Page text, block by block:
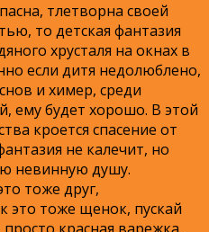
тлетворна своей
то детская фантазия
хрусталя на окнах в
если дитя недолюблено,
и химер, среди
ему будет хорошо. В этой
кроется спасение от
не калечит, но
невинную душу.
тоже друг,
тоже щенок, пускай